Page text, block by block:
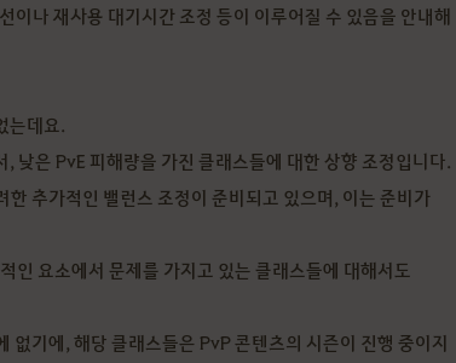
나 재사용 대기시간 조정 등이 이루어질 수 있음을 안내해
는데요.
낮은 PvE 피해량을 가진 클래스들에 대한 상향 조정입니다.
추가적인 밸런스 조정이 준비되고 있으며, 이는 준비가
인 요소에서 문제를 가지고 있는 클래스들에 대해서도
없기에, 해당 클래스들은 PvP 콘텐츠의 시즌이 진행 중이지